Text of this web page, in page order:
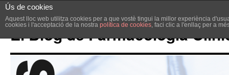
Ús de cookies
Aquest lloc web utilitza cookies per a que vostè tingui la millor experiència
cookies i l'acceptació de la nostra política de cookies, faci clic a l'enllaç per a
El Blog de Farmacologia